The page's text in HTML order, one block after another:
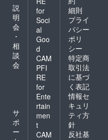
説
明
会
・
相
談
会
サ
ポ
ー
for
Soci
al
Goo
d
CAM
PFI
RE
for
Ente
rtain
men
t
CAM
細則
プライ
バシー
ポリ
シー
特定商
取引法
に基づ
く表記
情報セ
キュリ
ティ方
針
反社基